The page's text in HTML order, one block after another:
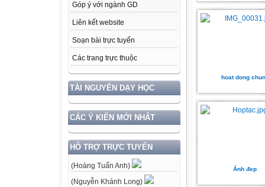
Góp ý với ngành GD
Liên kết website
Soạn bài trực tuyến
Các trang trực thuộc
TÀI NGUYÊN DẠY HỌC
CÁC Ý KIẾN MỚI NHẤT
HỖ TRỢ TRỰC TUYẾN
(Hoàng Tuấn Anh)
(Nguyễn Khánh Long)
hoat dong
Ảnh đep